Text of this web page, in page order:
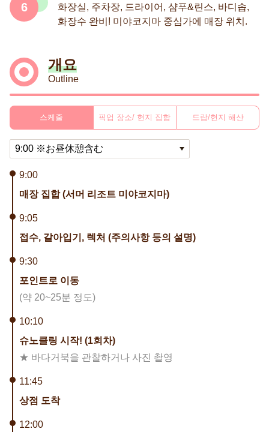
6
화장실, 주차장, 드라이어, 샴푸&린스, 바디솝,
화장수 완비! 미야코지마 중심가에 매장 위치.
개요
Outline
스케줄 픽업 장소/ 현지 집합 드랍/현지 해산
9:00
매장 집합 (서머 리조트 미야코지마)
9:05
접수, 갈아입기, 렉처 (주의사항 등의 설명)
9:30
포인트로 이동
(약 20~25분 정도)
10:10
슈노클링 시작! (1회차)
★ 바다거북을 관찰하거나 사진 촬영
11:45
상점 도착
12:00